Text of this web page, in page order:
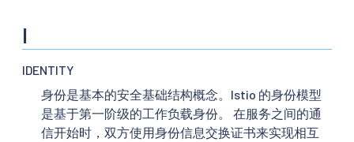
I
IDENTITY
身份是基本的安全基础结构概念。Istio 的身份模型
是基于第一阶级的工作负载身份。 在服务之间的通
信开始时，双方使用身份信息交换证书来实现相互